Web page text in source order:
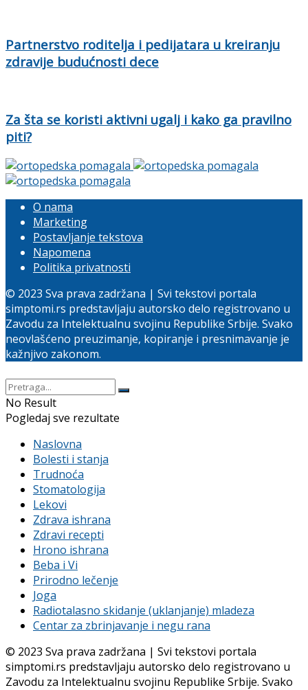
Partnerstvo roditelja i pedijatara u kreiranju
zdravije budućnosti dece
Za šta se koristi aktivni ugalj i kako ga pravilno
piti?
O nama
Marketing
Postavljanje tekstova
Napomena
Politika privatnosti
© 2023 Sva prava zadržana | Svi tekstovi portala
simptomi.rs predstavljaju autorsko delo registrovano u
Zavodu za Intelektualnu svojinu Republike Srbije. Svako
neovlašćeno preuzimanje, kopiranje i presnimavanje je
kažnjivo zakonom.
No Result
Pogledaj sve rezultate
Naslovna
Bolesti i stanja
Trudnoća
Stomatologija
Lekovi
Zdrava ishrana
Zdravi recepti
Hrono ishrana
Beba i Vi
Prirodno lečenje
Joga
Radiotalasno skidanje (uklanjanje) mladeza
Centar za zbrinjavanje i negu rana
© 2023 Sva prava zadržana | Svi tekstovi portala
simptomi.rs predstavljaju autorsko delo registrovano u
Zavodu za Intelektualnu svojinu Republike Srbije. Svako